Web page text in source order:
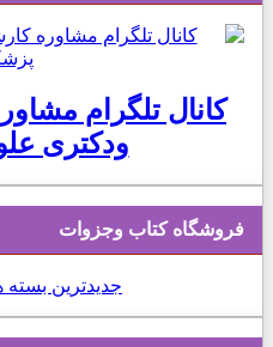
کانال تلگرام
ودکتری
فروشگاه کتاب وجزوات
جدیدترین